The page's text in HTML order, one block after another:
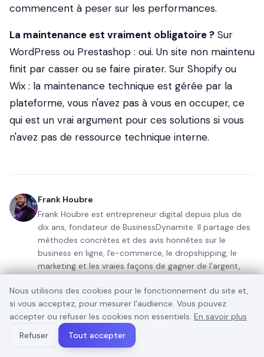
commencent à peser sur les performances.
La maintenance est vraiment obligatoire ? Sur
WordPress ou Prestashop : oui. Un site non maintenu
finit par casser ou se faire pirater. Sur Shopify ou
Wix : la maintenance technique est gérée par la
plateforme, vous n'avez pas à vous en occuper, ce
qui est un vrai argument pour ces solutions si vous
n'avez pas de ressource technique interne.
Frank Houbre
Frank Houbre est entrepreneur digital depuis plus de
dix ans, fondateur de BusinessDynamite. Il partage des
méthodes concrètes et des avis honnêtes sur le
business en ligne, l'e-commerce, le dropshipping, le
marketing et les vraies façons de gagner de l'argent,
comme outil au service du business, et a été
récompensé aux Seoul International AI Film Festival et
Mondial Chroma Awards pour ses créations IA.
Nous utilisons des cookies pour le fonctionnement du site et,
si vous acceptez, pour mesurer l'audience. Vous pouvez
accepter ou refuser les cookies non essentiels. En savoir plus
Refuser
Tout accepter